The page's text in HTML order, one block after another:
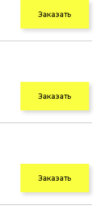
Заказать
Заказать
Заказать